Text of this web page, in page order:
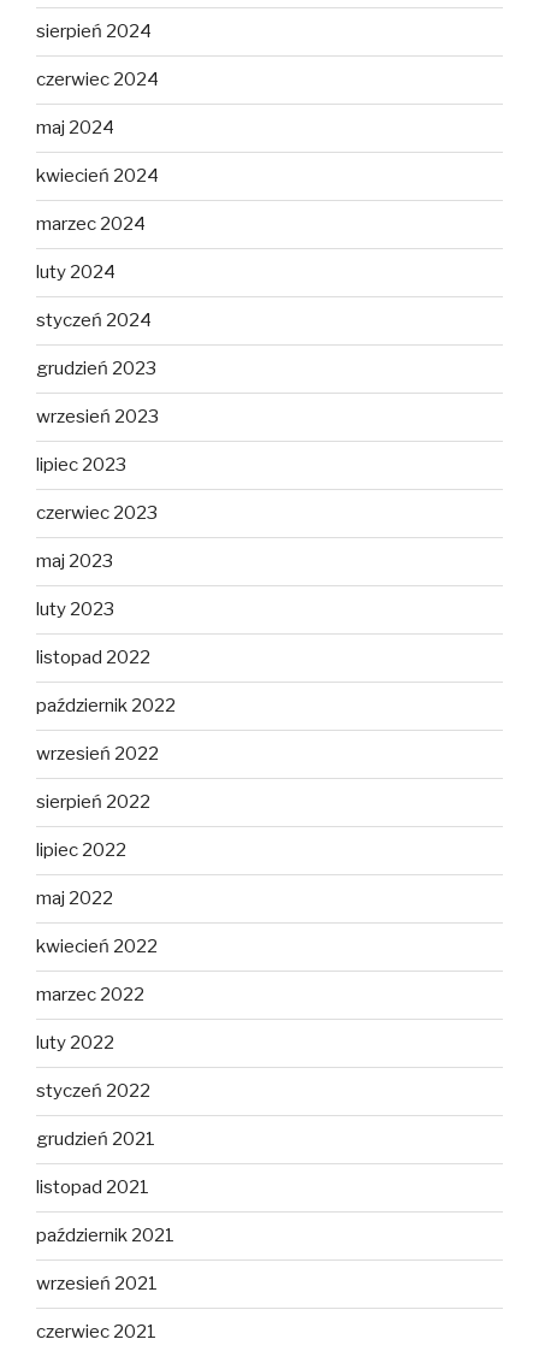
sierpień 2024
czerwiec 2024
maj 2024
kwiecień 2024
marzec 2024
luty 2024
styczeń 2024
grudzień 2023
wrzesień 2023
lipiec 2023
czerwiec 2023
maj 2023
luty 2023
listopad 2022
październik 2022
wrzesień 2022
sierpień 2022
lipiec 2022
maj 2022
kwiecień 2022
marzec 2022
luty 2022
styczeń 2022
grudzień 2021
listopad 2021
październik 2021
wrzesień 2021
czerwiec 2021